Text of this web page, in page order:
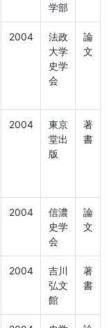
学部
2004
法政
大学
史学
会
論
文
2004
東京
堂出
版
著
書
2004
信濃
史学
会
論
文
2004
吉川
弘文
館
著
書